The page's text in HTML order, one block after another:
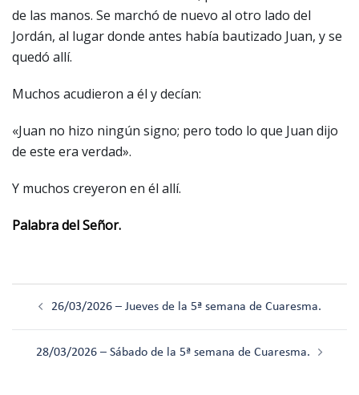
de las manos. Se marchó de nuevo al otro lado del
Jordán, al lugar donde antes había bautizado Juan, y se
quedó allí.
Muchos acudieron a él y decían:
«Juan no hizo ningún signo; pero todo lo que Juan dijo
de este era verdad».
Y muchos creyeron en él allí.
Palabra del Señor.
26/03/2026 – Jueves de la 5ª semana de Cuaresma.
28/03/2026 – Sábado de la 5ª semana de Cuaresma.